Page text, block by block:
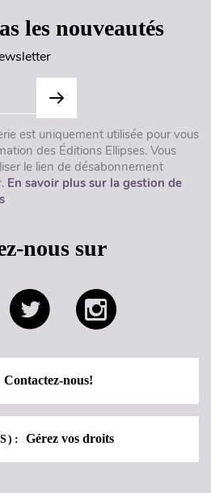
les nouveautés
est uniquement utilisée pour vous
des Éditions Ellipses. Vous
le lien de désabonnement
En savoir plus sur la gestion de
nous sur
Contactez-nous!
Gérez vos droits